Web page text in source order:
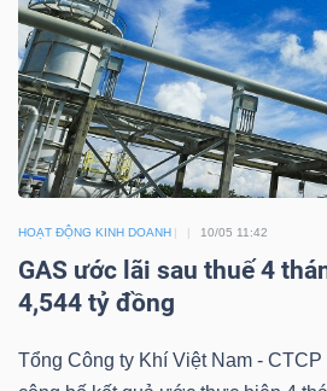
HOẠT ĐỘNG KINH DOANH 10/05 11:42
GAS ước lãi sau thuế 4
4,544 tỷ đồng
Tổng Công ty Khí Việt Nam -
SECTOR
NĂNG
NGUYÊN